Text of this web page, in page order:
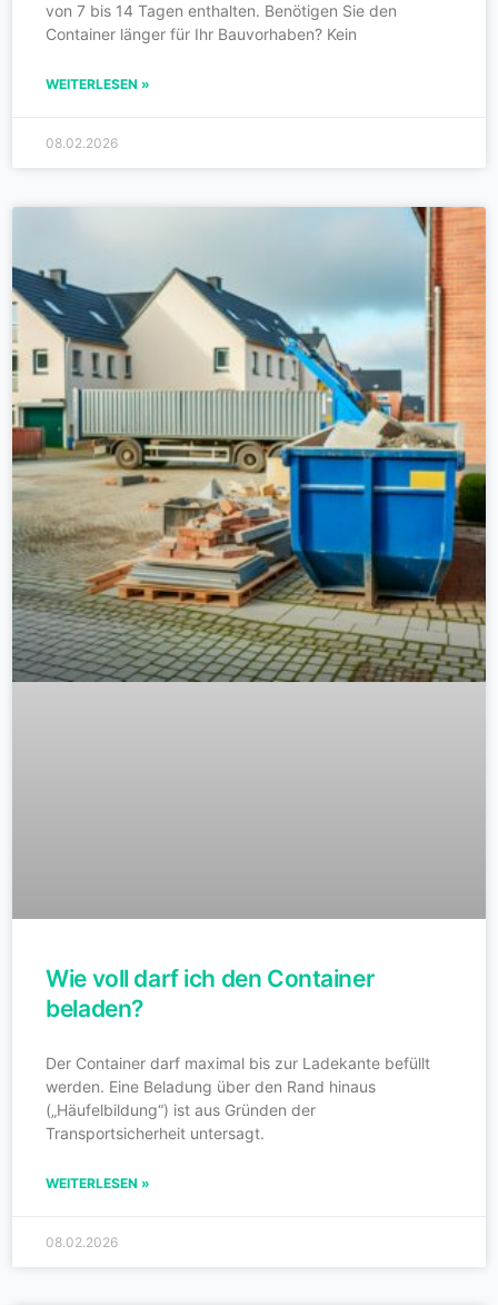
von 7 bis 14 Tagen enthalten. Benötigen Sie den
Container länger für Ihr Bauvorhaben? Kein
WEITERLESEN »
08.02.2026
Wie voll darf ich den Container
beladen?
Der Container darf maximal bis zur Ladekante befüllt
werden. Eine Beladung über den Rand hinaus
(„Häufelbildung“) ist aus Gründen der
Transportsicherheit untersagt.
WEITERLESEN »
08.02.2026